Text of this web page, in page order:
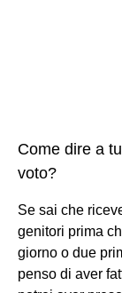
Come dire a
voto?
Se sai che
genitori prima
giorno o due
penso di aver